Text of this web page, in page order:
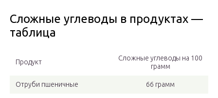
Сложные углеводы в продуктах —
таблица
Продукт
Сложные углеводы на 100
грамм
Отруби пшеничные 66 грамм